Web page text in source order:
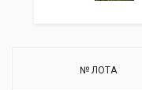
№ ЛОТА